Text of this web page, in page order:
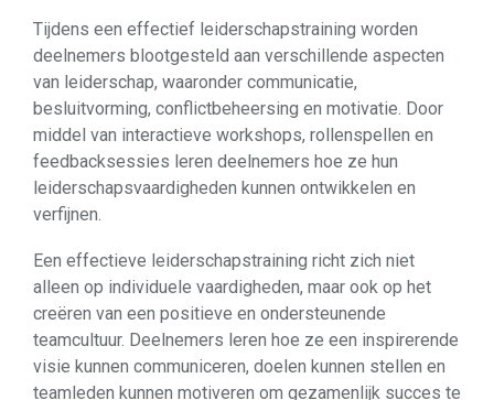
Tijdens een effectief leiderschapstraining worden
deelnemers blootgesteld aan verschillende aspecten
van leiderschap, waaronder communicatie,
besluitvorming, conflictbeheersing en motivatie. Door
middel van interactieve workshops, rollenspellen en
feedbacksessies leren deelnemers hoe ze hun
leiderschapsvaardigheden kunnen ontwikkelen en
verfijnen.
Een effectieve leiderschapstraining richt zich niet
alleen op individuele vaardigheden, maar ook op het
creëren van een positieve en ondersteunende
teamcultuur. Deelnemers leren hoe ze een inspirerende
visie kunnen communiceren, doelen kunnen stellen en
teamleden kunnen motiveren om gezamenlijk succes te